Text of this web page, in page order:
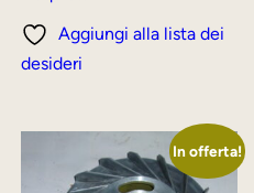
217,00 €.169,00 €.
Aggiungi alla lista dei
desideri
In offerta!